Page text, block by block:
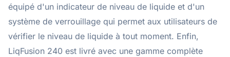
équipé d'un indicateur de niveau de liquide et d'un
système de verrouillage qui permet aux utilisateurs de
vérifier le niveau de liquide à tout moment. Enfin,
LiqFusion 240 est livré avec une gamme complète